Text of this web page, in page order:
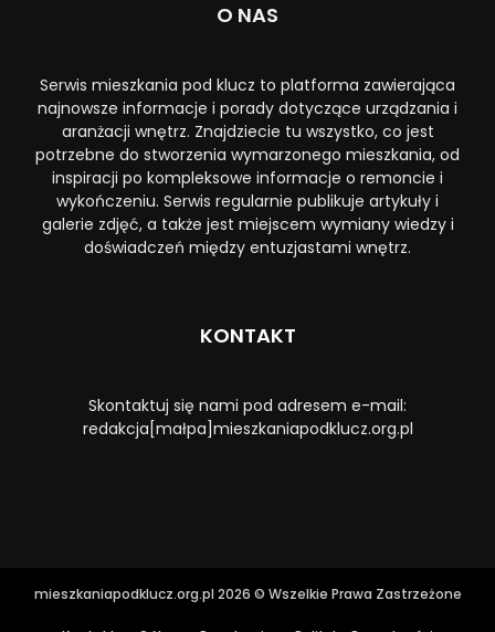
O NAS
Serwis mieszkania pod klucz to platforma zawierająca
najnowsze informacje i porady dotyczące urządzania i
aranżacji wnętrz. Znajdziecie tu wszystko, co jest
potrzebne do stworzenia wymarzonego mieszkania, od
inspiracji po kompleksowe informacje o remoncie i
wykończeniu. Serwis regularnie publikuje artykuły i
galerie zdjęć, a także jest miejscem wymiany wiedzy i
doświadczeń między entuzjastami wnętrz.
KONTAKT
Skontaktuj się nami pod adresem e-mail:
redakcja[małpa]mieszkaniapodklucz.org.pl
mieszkaniapodklucz.org.pl 2026 © Wszelkie Prawa Zastrzeżone